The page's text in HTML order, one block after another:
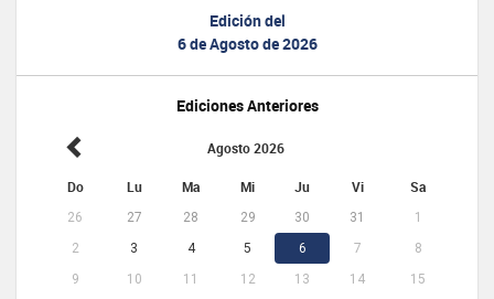
Edición del
6 de Agosto de 2026
Ediciones Anteriores
Agosto 2026
Do Lu Ma Mi Ju Vi Sa
26 27 28 29 30 31
1
2
3 4 5 6 7
8
9
10 11 12 13 14
15